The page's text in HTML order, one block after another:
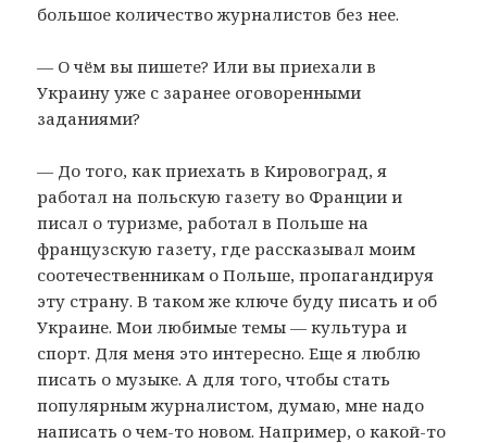
большое количество журналистов без нее.
— О чём вы пишете? Или вы приехали в
Украину уже с заранее оговоренными
заданиями?
— До того, как приехать в Кировоград, я
работал на польскую газету во Франции и
писал о туризме, работал в Польше на
французскую газету, где рассказывал моим
соотечественникам о Польше, пропагандируя
эту страну. В таком же ключе буду писать и об
Украине. Мои любимые темы — культура и
спорт. Для меня это интересно. Еще я люблю
писать о музыке. А для того, чтобы стать
популярным журналистом, думаю, мне надо
написать о чем-то новом. Например, о какой-то